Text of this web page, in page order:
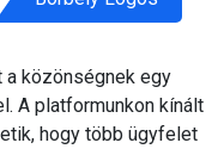
közönségnek egy
A platformunkon kínált
hogy több ügyfelet